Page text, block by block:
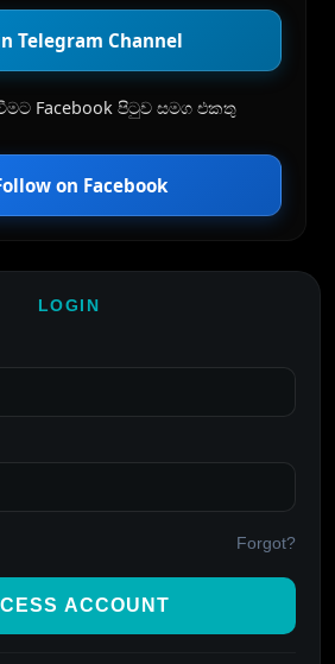
Telegram Channel
Facebook පිටුව සමග එකතු
on Facebook
LOGIN
Forgot?
ACCOUNT